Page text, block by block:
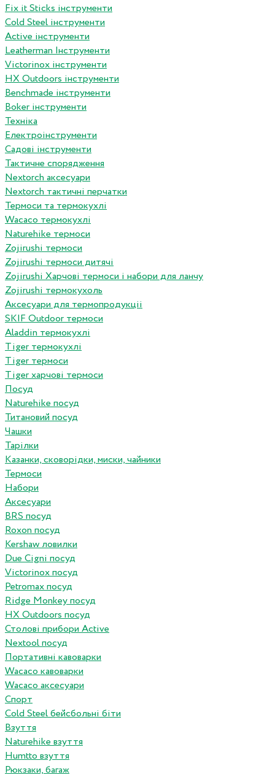
Fix it Sticks інструменти
Сold Steel інструменти
Active інструменти
Leatherman Інструменти
Victorinox інструменти
HX Outdoors інструменти
Benchmade інструменти
Boker інструменти
Техніка
Електроінструменти
Садові інструменти
Тактичне спорядження
Nextorch аксесуари
Nextorch тактичні перчатки
Термоси та термокухлі
Wacaco термокухлі
Naturehike термоси
Zojirushi термоси
Zojirushi термоси дитячі
Zojirushi Харчові термоси і набори для ланчу
Zojirushi термокухоль
Аксесуари для термопродукціі
SKIF Outdoor термоси
Aladdin термокухлі
Tiger термокухлі
Tiger термоси
Tiger харчові термоси
Посуд
Naturehike посуд
Титановий посуд
Чашки
Тарілки
Казанки, сковорідки, миски, чайники
Термоси
Набори
Аксесуари
BRS посуд
Roxon посуд
Kershaw ловилки
Due Cigni посуд
Victorinox посуд
Petromax посуд
Ridge Monkey посуд
HX Outdoors посуд
Столові прибори Active
Nextool посуд
Портативні кавоварки
Wacaco кавоварки
Wacaco аксесуари
Спорт
Cold Steel бейсбольні біти
Взуття
Naturehike взуття
Humtto взуття
Рюкзаки, багаж